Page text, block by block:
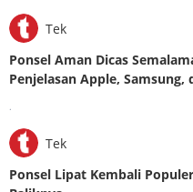
Tek
Ponsel Aman Dicas
Penjelasan Apple, Samsung,
.
Tek
Ponsel Lipat Kembali